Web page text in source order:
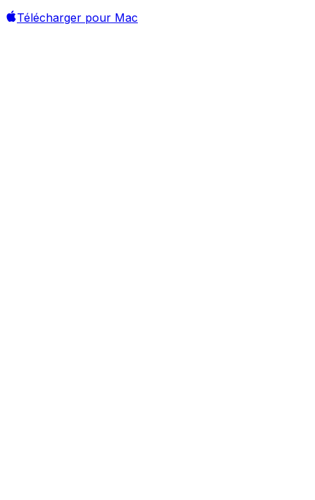
Télécharger pour Mac